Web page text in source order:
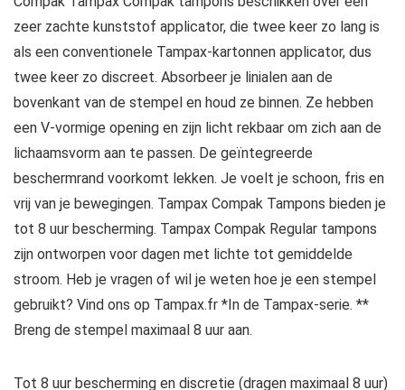
zeer zachte kunststof applicator, die twee keer zo lang is
als een conventionele Tampax-kartonnen applicator, dus
twee keer zo discreet. Absorbeer je linialen aan de
bovenkant van de stempel en houd ze binnen. Ze hebben
een V-vormige opening en zijn licht rekbaar om zich aan de
lichaamsvorm aan te passen. De geïntegreerde
beschermrand voorkomt lekken. Je voelt je schoon, fris en
vrij van je bewegingen. Tampax Compak Tampons bieden je
tot 8 uur bescherming. Tampax Compak Regular tampons
zijn ontworpen voor dagen met lichte tot gemiddelde
stroom. Heb je vragen of wil je weten hoe je een stempel
gebruikt? Vind ons op Tampax.fr *In de Tampax-serie. **
Breng de stempel maximaal 8 uur aan.
Tot 8 uur bescherming en discretie (dragen maximaal 8 uur)